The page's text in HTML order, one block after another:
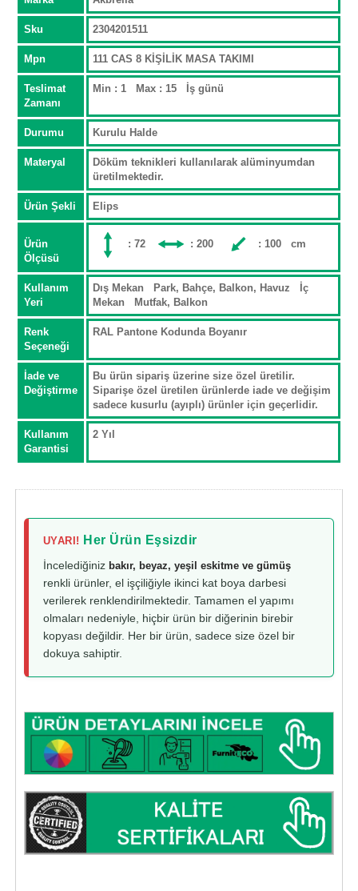
Sku 2304201511
Mpn 111 CAS 8 KİŞİLİK MASA TAKIMI
Teslimat
Zamanı
Min : 1 Max : 15 İş günü
Durumu Kurulu Halde
Materyal
Döküm teknikleri kullanılarak alüminyumdan
üretilmektedir.
Ürün Şekli Elips
Ürün
Ölçüsü
: 72 : 200 : 100 cm
Kullanım
Yeri
Dış Mekan Park, Bahçe, Balkon, Havuz İç
Mekan Mutfak, Balkon
Renk
Seçeneği
RAL Pantone Kodunda Boyanır
İade ve
Değiştirme
Bu ürün sipariş üzerine size özel üretilir.
Siparişe özel üretilen ürünlerde iade ve değişim
sadece kusurlu (ayıplı) ürünler için geçerlidir.
Kullanım
Garantisi
2 Yıl
UYARI! Her Ürün Eşsizdir
İncelediğiniz bakır, beyaz, yeşil eskitme ve gümüş
renkli ürünler, el işçiliğiyle ikinci kat boya darbesi
verilerek renklendirilmektedir. Tamamen el yapımı
olmaları nedeniyle, hiçbir ürün bir diğerinin birebir
kopyası değildir. Her bir ürün, sadece size özel bir
dokuya sahiptir.